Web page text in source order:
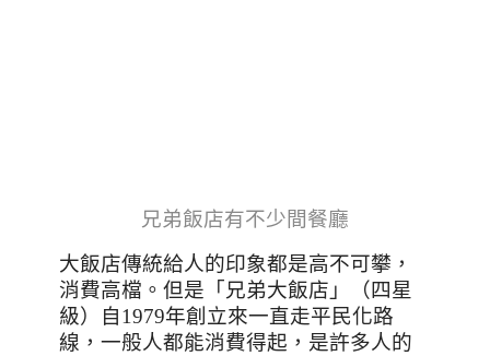
兄弟飯店有不少間餐廳
大飯店傳統給人的印象都是高不可攀，
消費高檔。但是「兄弟大飯店」（四星
級）自1979年創立來一直走平民化路
線，一般人都能消費得起，是許多人的